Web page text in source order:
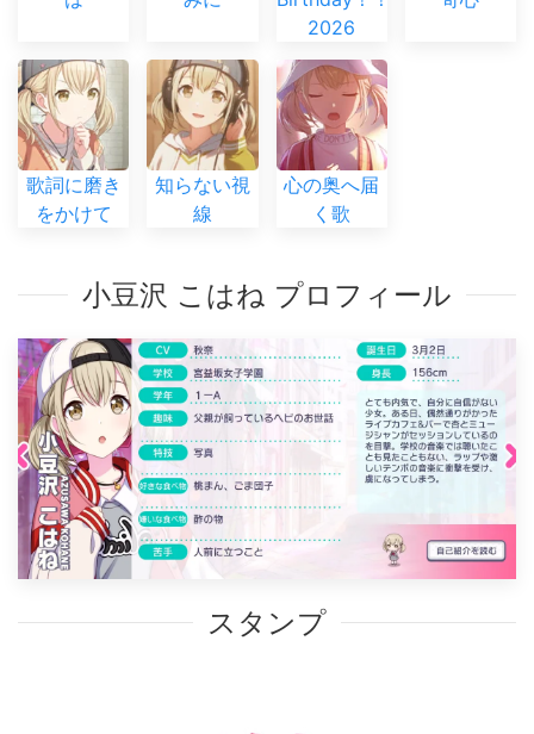
2026
歌詞に磨き
をかけて
知らない視
線
心の奥へ届
く歌
小豆沢 こはね プロフィール
スタンプ